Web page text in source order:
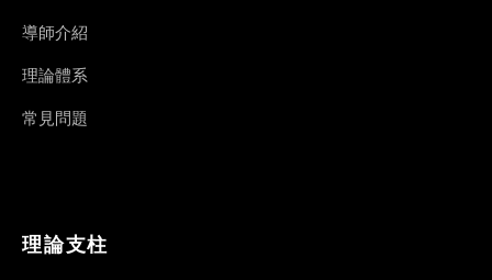
導師介紹
理論體系
常見問題
理論支柱